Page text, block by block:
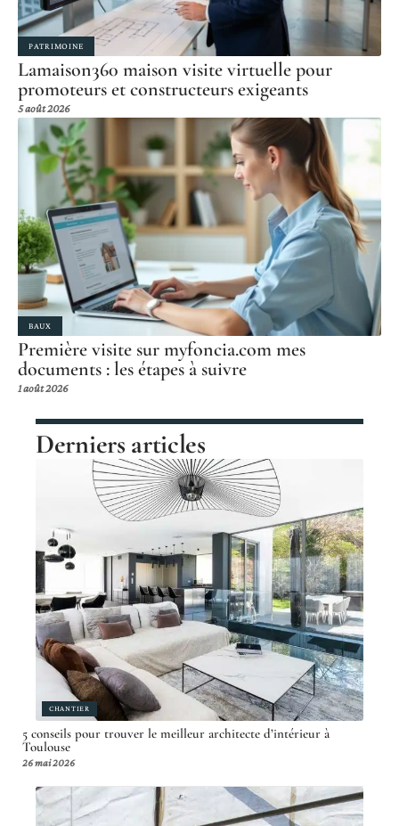
PATRIMOINE
Lamaison360 maison visite virtuelle pour
promoteurs et constructeurs exigeants
5 août 2026
BAUX
Première visite sur myfoncia.com mes
documents : les étapes à suivre
1 août 2026
Derniers articles
CHANTIER
5 conseils pour trouver le meilleur architecte d’intérieur à
Toulouse
26 mai 2026